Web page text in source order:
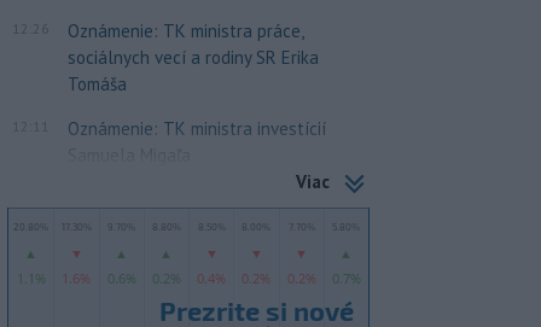
12:26
Oznámenie: TK ministra práce,
sociálnych vecí a rodiny SR Erika
Tomáša
Oznámenie: TK ministra investícií
Samuela Migaľa
Viac